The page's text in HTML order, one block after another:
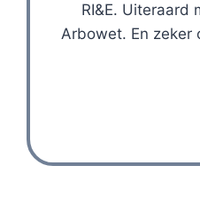
RI&E. Uiteraard
Arbowet. En zeker